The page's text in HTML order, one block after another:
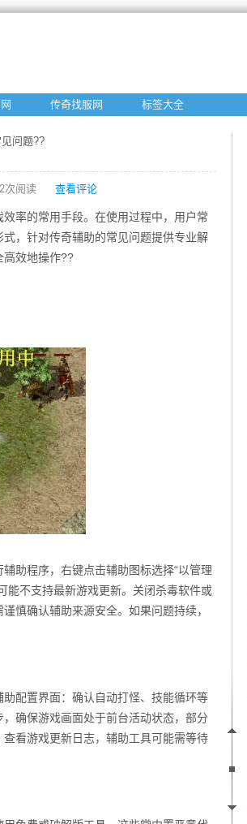
传奇找服网
标签大全
问题??
次阅读 查看评论
率的常用手段。在使用过程中，用户常
，针对传奇辅助的常见问题提供专业解
高效地操作??
助程序，右键点击辅助图标选择“以管理
能不支持最新游戏更新。关闭杀毒软件或
慎确认辅助来源安全。如果问题持续，
配置界面：确认自动打怪、技能循环等
确保游戏画面处于前台活动状态，部分
看游戏更新日志，辅助工具可能需等待